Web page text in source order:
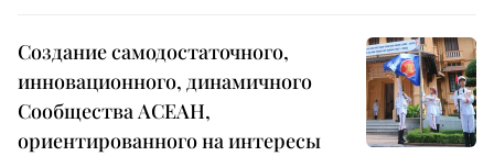
Создание самодостаточного,
инновационного, динамичного
Сообщества АСЕАН,
ориентированного на интересы